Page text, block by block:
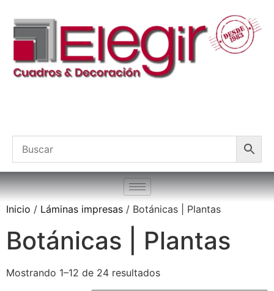
Inicio / Láminas impresas / Botánicas | Plantas
Botánicas | Plantas
Mostrando 1–12 de 24 resultados